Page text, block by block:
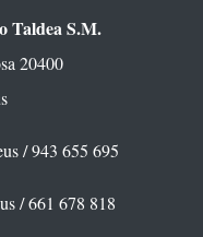
Taldea S.M.
20400
/ 943 655 695
/ 661 678 818